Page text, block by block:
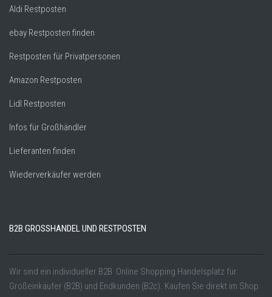
Aldi Restposten
ebay Restposten finden
Restposten für Privatpersonen
Amazon Restposten
Lidl Restposten
Infos für Großhändler
Lieferanten finden
Wiederverkäufer werden
B2B GROSSHANDEL UND RESTPOSTEN
Wir sind ein individueller B2B Online Shopping Handelsplatz für
Großeinkäufer (B2B) und Endkunden (B2c). Kaufen Sie direkt im Shop